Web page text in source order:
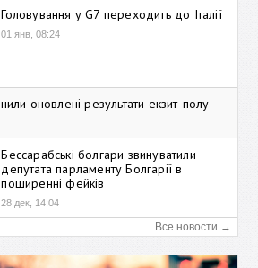
Головування у G7 переходить до Італії
01 янв, 08:24
оновлені результати екзит-полу
Бессарабські болгари звинуватили
депутата парламенту Болгарії в
поширенні фейків
28 дек, 14:04
Все новости →